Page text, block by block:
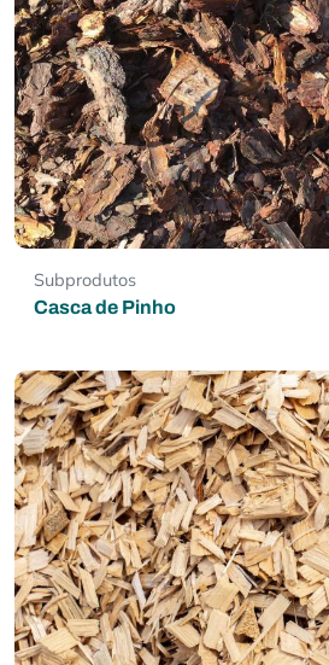
Subprodutos
Casca de Pinho